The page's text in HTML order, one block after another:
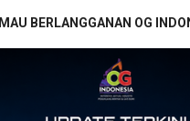
MAU BERLANGGANAN OG